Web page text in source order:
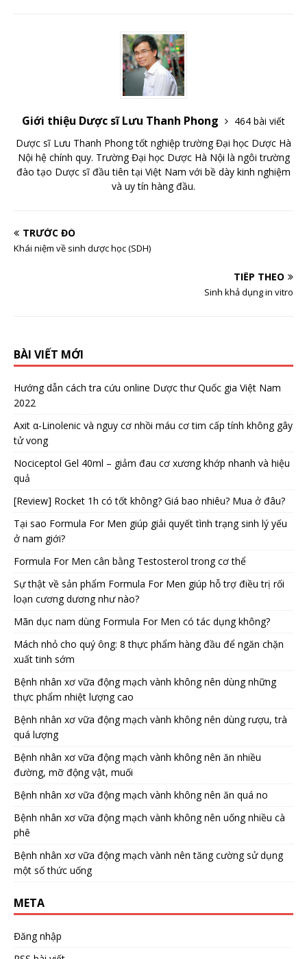
Giới thiệu Dược sĩ Lưu Thanh Phong
464 bài viết
Dược sĩ Lưu Thanh Phong tốt nghiệp trường Đại học Dược Hà
Nội hệ chính quy. Trường Đại học Dược Hà Nội là ngôi trường
đào tạo Dược sĩ đầu tiên tại Việt Nam với bề dày kinh nghiệm
và uy tín hàng đầu.
TRƯỚC ĐÓ
Khái niệm về sinh dược học (SDH)
TIẾP THEO
Sinh khả dụng in vitro
BÀI VIẾT MỚI
Hướng dẫn cách tra cứu online Dược thư Quốc gia Việt Nam
2022
Axit α-Linolenic và nguy cơ nhồi máu cơ tim cấp tính không gây
tử vong
Nociceptol Gel 40ml – giảm đau cơ xương khớp nhanh và hiệu
quả
[Review] Rocket 1h có tốt không? Giá bao nhiêu? Mua ở đâu?
Tại sao Formula For Men giúp giải quyết tình trạng sinh lý yếu
ở nam giới?
Formula For Men cân bằng Testosterol trong cơ thể
Sự thật về sản phẩm Formula For Men giúp hỗ trợ điều trị rối
loạn cương dương như nào?
Mãn dục nam dùng Formula For Men có tác dụng không?
Mách nhỏ cho quý ông: 8 thực phẩm hàng đầu để ngăn chặn
xuất tinh sớm
Bệnh nhân xơ vữa động mạch vành không nên dùng những
thực phẩm nhiệt lượng cao
Bệnh nhân xơ vữa động mạch vành không nên dùng rượu, trà
quá lượng
Bệnh nhân xơ vữa động mạch vành không nên ăn nhiều
đường, mỡ động vật, muối
Bệnh nhân xơ vữa động mạch vành không nên ăn quá no
Bệnh nhân xơ vữa động mạch vành không nên uống nhiều cà
phê
Bệnh nhân xơ vữa động mạch vành nên tăng cường sử dụng
một số thức uống
META
Đăng nhập